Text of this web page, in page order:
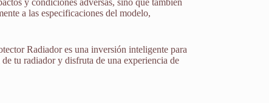
y condiciones adversas, sino que también
a las especificaciones del modelo,
Radiador es una inversión inteligente para
tu radiador y disfruta de una experiencia de